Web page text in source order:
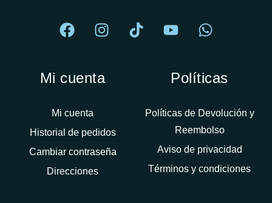
Mi cuenta
Mi cuenta
Historial de pedidos
Cambiar contraseña
Direcciones
Políticas
Políticas de Devolución y
Reembolso
Aviso de privacidad
Términos y condiciones